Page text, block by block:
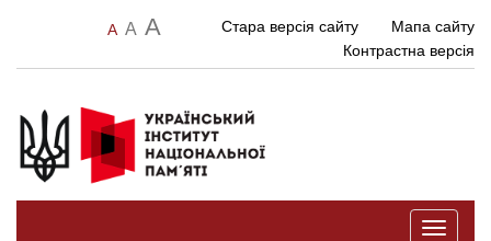
A A A Стара версія сайту
Мапа сайту
Контрастна версія
Toggle